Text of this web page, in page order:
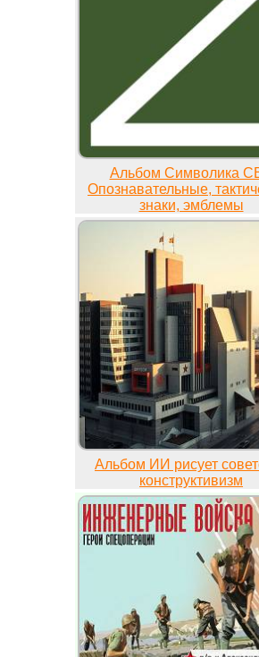
Альбом Символика
Опознавательные,
знаки, эмблемы
Альбом ИИ рисует
конструктивизм